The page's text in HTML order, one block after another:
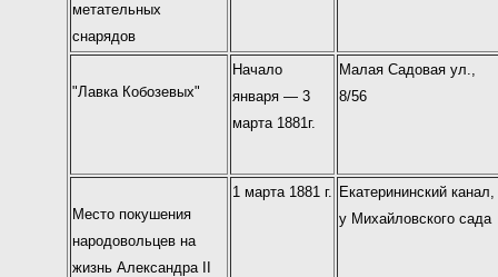
метательных
снарядов
"Лавка Кобозевых"
Начало
января — 3
марта 1881г.
Малая Садовая ул.,
8/56
Место покушения
народовольцев на
жизнь Александра II
1 марта 1881 г. Екатерининский канал,
у Михайловского сада